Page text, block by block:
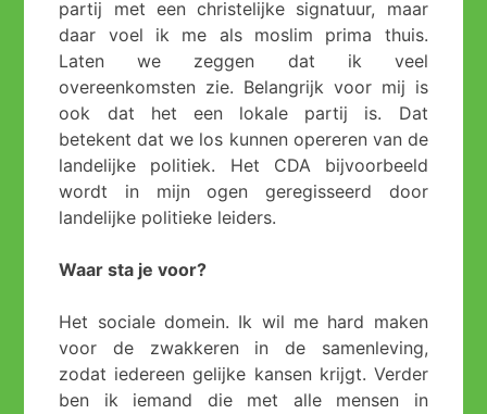
partij met een christelijke signatuur, maar
daar voel ik me als moslim prima thuis.
Laten we zeggen dat ik veel
overeenkomsten zie. Belangrijk voor mij is
ook dat het een lokale partij is. Dat
betekent dat we los kunnen opereren van de
landelijke politiek. Het CDA bijvoorbeeld
wordt in mijn ogen geregisseerd door
landelijke politieke leiders.
Waar sta je voor?
Het sociale domein. Ik wil me hard maken
voor de zwakkeren in de samenleving,
zodat iedereen gelijke kansen krijgt. Verder
ben ik iemand die met alle mensen in